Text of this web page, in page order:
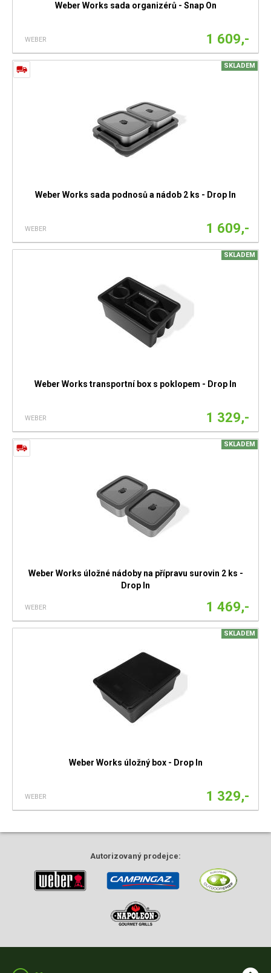
Weber Works sada organizérů - Snap On
WEBER 1 609,-
SKLADEM
Weber Works sada podnosů a nádob 2 ks - Drop In
WEBER 1 609,-
SKLADEM
Weber Works transportní box s poklopem - Drop In
WEBER 1 329,-
SKLADEM
Weber Works úložné nádoby na přípravu surovin 2 ks -
Drop In
WEBER 1 469,-
SKLADEM
Weber Works úložný box - Drop In
WEBER 1 329,-
Autorizovaný prodejce: